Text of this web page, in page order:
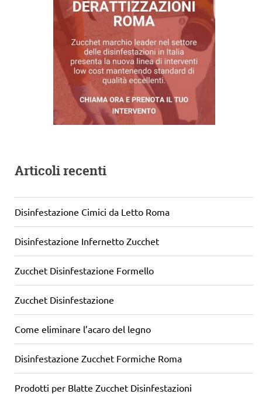
Articoli recenti
Disinfestazione Cimici da Letto Roma
Disinfestazione Infernetto Zucchet
Zucchet Disinfestazione Formello
Zucchet Disinfestazione
Come eliminare l’acaro del legno
Disinfestazione Zucchet Formiche Roma
Prodotti per Blatte Zucchet Disinfestazioni